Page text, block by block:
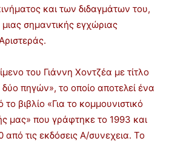
και των διδαγμάτων του,
σημαντικής εγχώριας
του Γιάννη Χοντζέα με τίτλο
πηγών», το οποίο αποτελεί ένα
βιβλίο «Για το κομμουνιστικό
μας» που γράφτηκε το 1993 και
τις εκδόσεις Α/συνεχεια. Το